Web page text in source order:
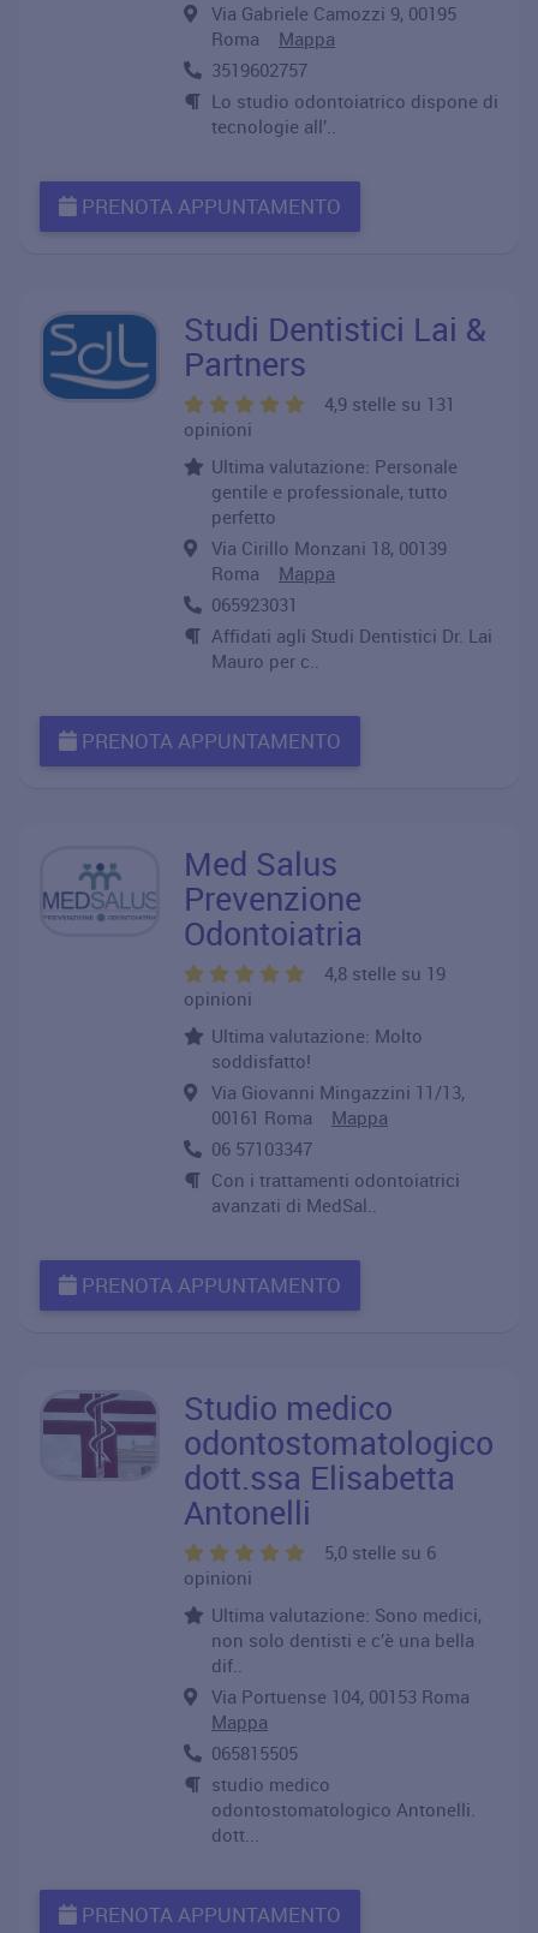
Via Gabriele Camozzi 9, 00195
Roma Mappa
3519602757
Lo studio odontoiatrico dispone di
tecnologie all’..
PRENOTA APPUNTAMENTO
Studi Dentistici Lai &
Partners
4,9 stelle su 131
opinioni
Ultima valutazione: Personale
gentile e professionale, tutto
perfetto
Via Cirillo Monzani 18, 00139
Roma Mappa
065923031
Affidati agli Studi Dentistici Dr. Lai
Mauro per c..
PRENOTA APPUNTAMENTO
Med Salus
Prevenzione
Odontoiatria
4,8 stelle su 19
opinioni
Ultima valutazione: Molto
soddisfatto!
Via Giovanni Mingazzini 11/13,
00161 Roma Mappa
06 57103347
Con i trattamenti odontoiatrici
avanzati di MedSal..
PRENOTA APPUNTAMENTO
Studio medico
odontostomatologico
dott.ssa Elisabetta
Antonelli
5,0 stelle su 6
opinioni
Ultima valutazione: Sono medici,
non solo dentisti e c’è una bella
dif..
Via Portuense 104, 00153 Roma
Mappa
065815505
studio medico
odontostomatologico Antonelli.
dott...
PRENOTA APPUNTAMENTO